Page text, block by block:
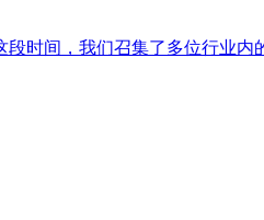
时间，我们召集了多位行业